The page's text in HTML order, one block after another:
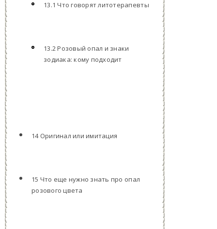
13.1 Что говорят литотерапевты
13.2 Розовый опал и знаки
зодиака: кому подходит
14 Оригинал или имитация
15 Что еще нужно знать про опал
розового цвета